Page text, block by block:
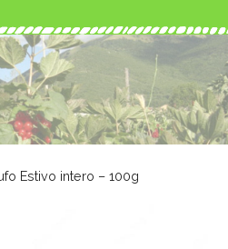
Estivo intero – 100g